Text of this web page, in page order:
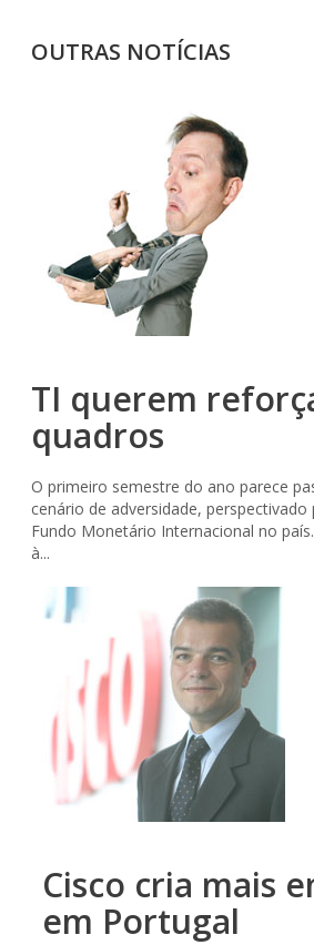
OUTRAS NOTÍCIAS
TI querem
quadros
O primeiro semestre do ano parece
cenário de adversidade, perspectivado
Fundo Monetário Internacional no
à...
Cisco cria mais
em Portugal